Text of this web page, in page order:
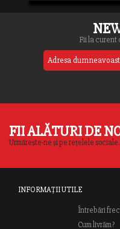
Fii la curent
FII ALĂTURI DE
Urmărește-ne și pe rețelele sociale.
INFORMAȚII UTILE
Întrebări
Cum livrăm?